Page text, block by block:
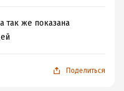
так же показана
Поделиться